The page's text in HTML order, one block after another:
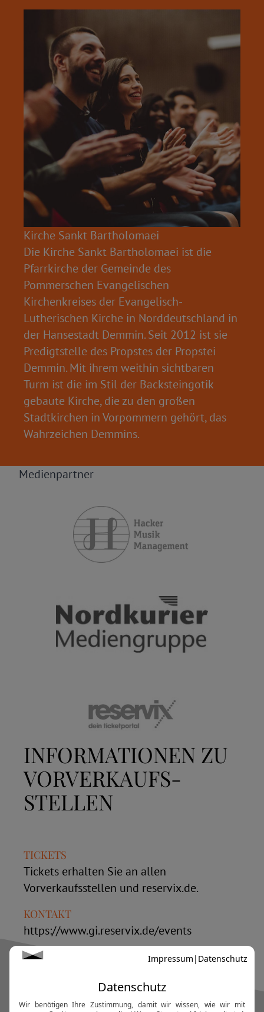
Kirche Sankt Bartholomaei
Die Kirche Sankt Bartholomaei ist die
Pfarrkirche der Gemeinde des
Pommerschen Evangelischen
Kirchenkreises der Evangelisch-
Lutherischen Kirche in Norddeutschland in
der Hansestadt Demmin. Seit 2012 ist sie
Predigtstelle des Propstes der Propstei
Demmin. Mit ihrem weithin sichtbaren
Turm ist die im Stil der Backsteingotik
gebaute Kirche, die zu den großen
Stadtkirchen in Vorpommern gehört, das
Wahrzeichen Demmins.
Medien­partner
INFORMATIONEN ZU
VORVERKAUFS­
STELLEN
TICKETS
Tickets erhalten Sie an allen
Vorverkaufsstellen und reservix.de.
KONTAKT
https://www.gi.reservix.de/events